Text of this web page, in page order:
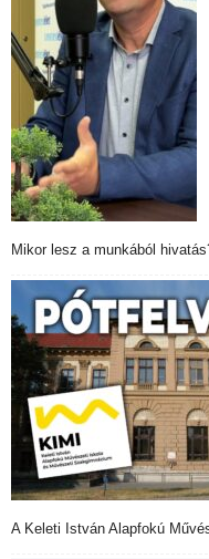
Mikor lesz a munkából
A Keleti István Alapfokú